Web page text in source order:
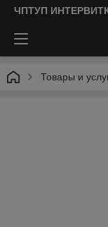
ЧПТУП
Товары и